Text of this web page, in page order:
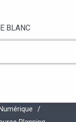
BLANC
/